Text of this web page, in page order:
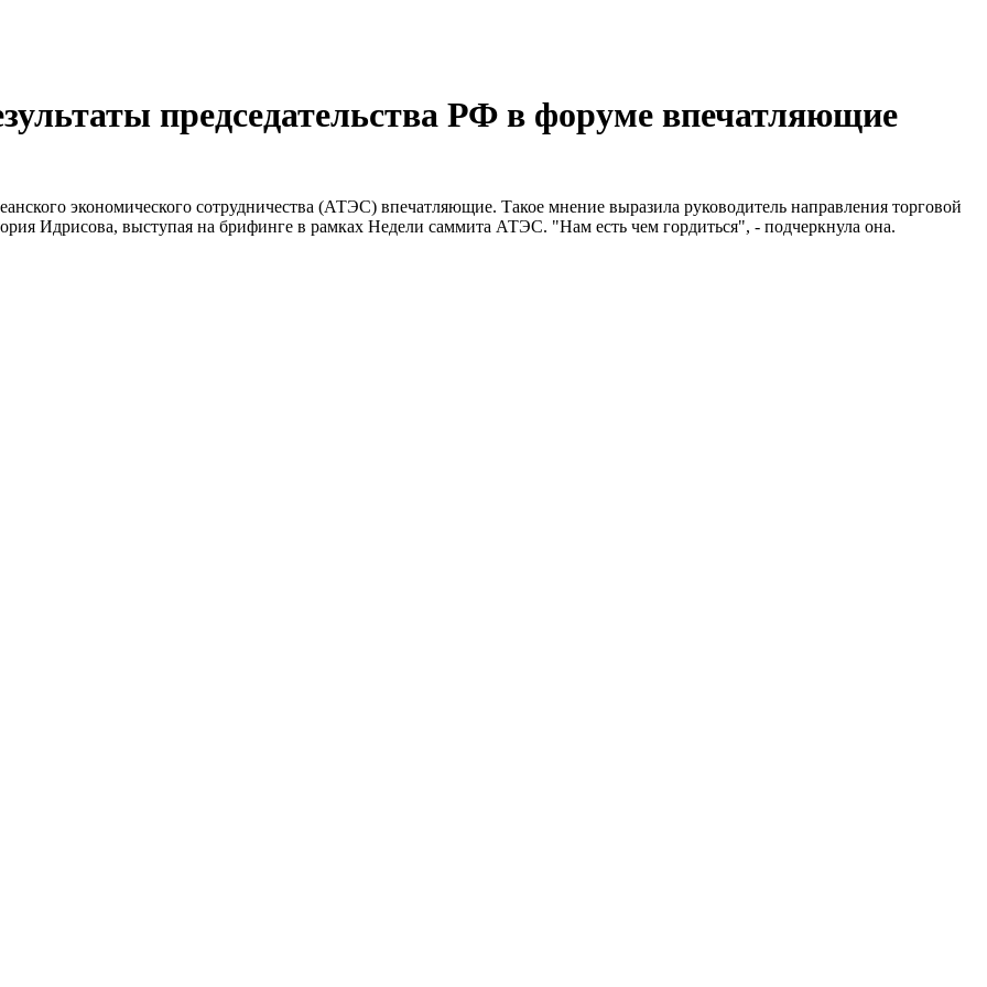
председательства РФ в форуме впечатляющие
экономического сотрудничества (АТЭС) впечатляющие. Такое мнение выразила руководитель направления торговой
Идрисова, выступая на брифинге в рамках Недели саммита АТЭС. "Нам есть чем гордиться", - подчеркнула она.